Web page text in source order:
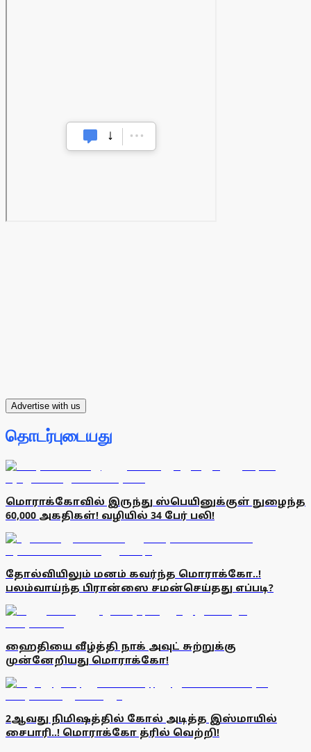
Advertise with us
தொடர்புடையது
மொராக்கோவில் இருந்து ஸ்பெயினுக்குள் நுழைந்த
60,000 அகதிகள்! வழியில் 34 பேர் பலி!
தோல்வியிலும் மனம் கவர்ந்த மொராக்கோ..!
பலம்வாய்ந்த பிரான்ஸை சமன்செய்தது எப்படி?
ஹைதியை வீழ்த்தி நாக் அவுட் சுற்றுக்கு
முன்னேறியது மொராக்கோ!
2ஆவது நிமிஷத்தில் கோல் அடித்த இஸ்மாயில்
சைபாரி..! மொராக்கோ த்ரில் வெற்றி!